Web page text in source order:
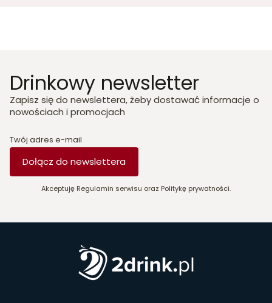
Drinkowy newsletter
Zapisz się do newslettera, żeby dostawać informacje o
nowościach i promocjach
Twój adres e-mail
Dołącz do newslettera
Akceptuję Regulamin serwisu oraz Politykę prywatności.